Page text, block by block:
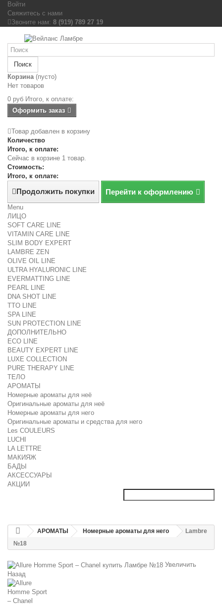
Войти
Свяжитесь с нами
Звоните нам: 8 (919) 789 27 19
Поиск
Корзина (пусто)
Нет товаров
0 руб Итого, к оплате:
Оформить заказ
Товар добавлен в корзину
Количество
Итого, к оплате:
Сейчас в корзине 1 товар.
Стоимость:
Итого, к оплате:
Продолжить покупки Перейти к оформлению
Menu
ЛИЦО
SOFT CARE LINE
VITAMIN CARE LINE
SLIM BODY EXPERT
LAMBRE ZEN
OLIVE OIL LINE
ULTRA HYALURONIC LINE
EVERMATTING LINE
PEARL LINE
DNA SHOT LINE
TTO LINE
SPA LINE
SUN PROTECTION LINE
ДОПОЛНИТЕЛЬНО
ECO LINE
BEAUTY EXPERT LINE
LUXE COLLECTION
PURE THERAPY LINE
ТЕЛО
АРОМАТЫ
Номерные ароматы для неё
Оригинальные ароматы для неё
Номерные ароматы для него
Оригинальные ароматы и средства для него
Les COULEURS
LUCHI
LA LETTRE
МАКИЯЖ
БАДЫ
АКСЕССУАРЫ
АКЦИИ
АРОМАТЫ Номерные ароматы для него
Lambre
№18
Увеличить
Назад